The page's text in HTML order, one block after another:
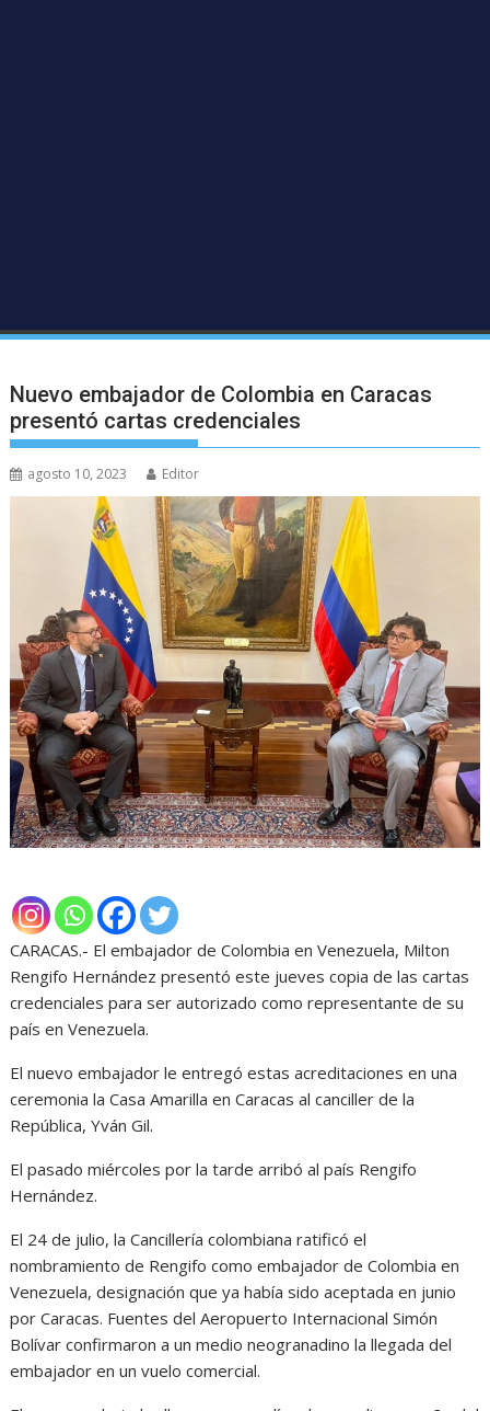
Nuevo embajador de Colombia en Caracas
presentó cartas credenciales
agosto 10, 2023 Editor
CARACAS.- El embajador de Colombia en Venezuela, Milton
Rengifo Hernández presentó este jueves copia de las cartas
credenciales para ser autorizado como representante de su
país en Venezuela.
El nuevo embajador le entregó estas acreditaciones en una
ceremonia la Casa Amarilla en Caracas al canciller de la
República, Yván Gil.
El pasado miércoles por la tarde arribó al país Rengifo
Hernández.
El 24 de julio, la Cancillería colombiana ratificó el
nombramiento de Rengifo como embajador de Colombia en
Venezuela, designación que ya había sido aceptada en junio
por Caracas. Fuentes del Aeropuerto Internacional Simón
Bolívar confirmaron a un medio neogranadino la llegada del
embajador en un vuelo comercial.